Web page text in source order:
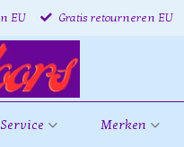
EU Gratis retourneren EU
Service Merken